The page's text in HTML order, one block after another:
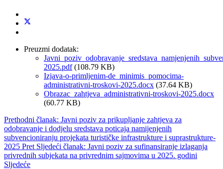
Preuzmi dodatak:
2025.pdf(108.79 KB)
Izjava-o-primljenim-de_minimis_pomocima-
administrativni-troskovi-2025.docx (37.64 KB)
Obrazac_zahtjeva_administrativni-troskovi-2025.docx
(60.77 KB)
Prethodni članak: Javni poziv za prikupljanje zahtjeva za
odobravanje i dodjelu sredstava poticaja namijenjenih
subvencioniranju projekata turističke infrastrukture i suprastrukture-
2025 Pret Sljedeći članak: Javni poziv za sufinansiranje izlaganja
privrednih subjekata na privrednim sajmovima u 2025. godini
Sljedeće